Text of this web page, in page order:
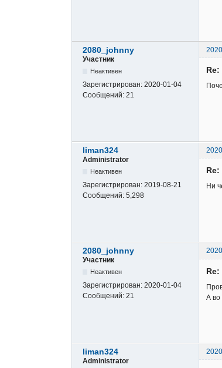
2080_johnny
Участник
Неактивен
Зарегистрирован: 2020-01-04
Сообщений: 21
liman324
Administrator
Неактивен
Зарегистрирован: 2019-08-21
Сообщений: 5,298
Ни
2080_johnny
Участник
Неактивен
Зарегистрирован: 2020-01-04
Сообщений: 21
А во
liman324
Administrator